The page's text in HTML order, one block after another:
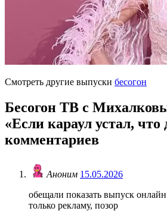
Смотреть другие выпуски бесогон
Бесогон ТВ с
«Если караул устал, что
комментариев
Аноним 15.05.2026
обещали показать выпуск
только рекламу, позор